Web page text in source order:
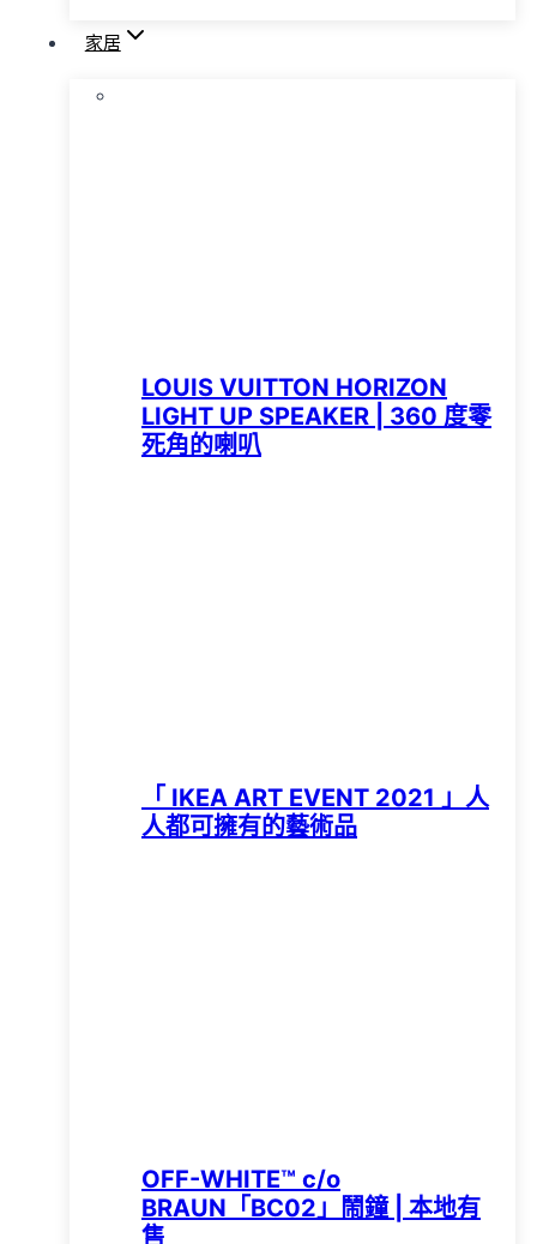
家居
LOUIS VUITTON HORIZON
LIGHT UP SPEAKER | 360 度零
死角的喇叭
「 IKEA ART EVENT 2021 」人
人都可擁有的藝術品
OFF-WHITE™ c/o
BRAUN「BC02」鬧鐘 | 本地有
售